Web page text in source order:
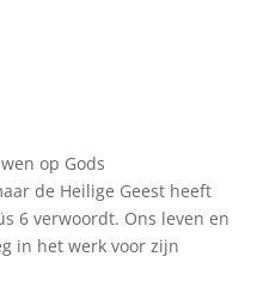
op Gods
de Heilige Geest heeft
6 verwoordt. Ons leven en
in het werk voor zijn